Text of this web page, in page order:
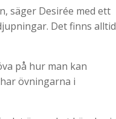
säger Desirée med ett
Det finns alltid
på hur man kan
övningarna i